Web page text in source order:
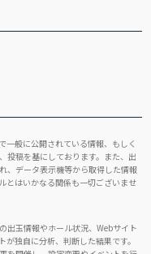
一般に公開されている情報、もしく
投稿を基にしております。また、出
、データ表示機等から取得した情報
とはいかなる関係も一切ございませ
出玉情報やホール状況、Webサイト
独自に分析、判断した結果です。